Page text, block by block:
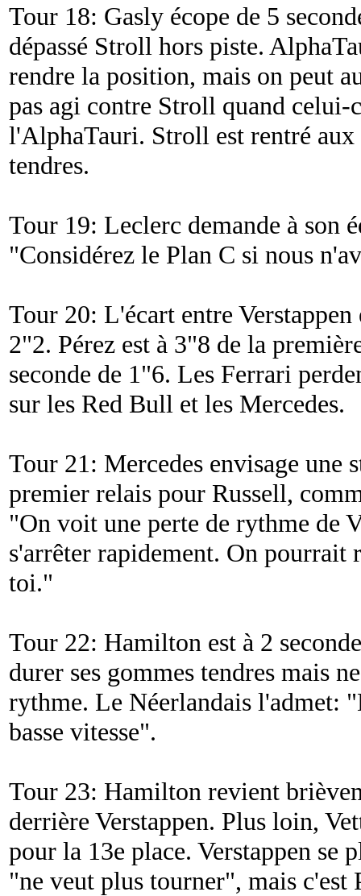
Tour 18: Gasly écope de 5
dépassé Stroll hors piste.
rendre la position, mais on peut
pas agi contre Stroll quand celui-
l'AlphaTauri. Stroll est rentré aux
tendres.
Tour 19: Leclerc demande à son
"Considérez le Plan C si nous
Tour 20: L'écart entre
2"2. Pérez est à 3"8 de la
seconde de 1"6. Les Ferrari
sur les Red Bull et les Mercedes.
Tour 21: Mercedes envisage une
premier relais pour Russell,
"On voit une perte de rythme de
s'arrêter rapidement. On pourrait
toi."
Tour 22: Hamilton est à 2
durer ses gommes tendres mais
rythme. Le Néerlandais l'admet: "
basse vitesse".
Tour 23: Hamilton revient
derrière Verstappen. Plus loin,
pour la 13e place. Verstappen se
"ne veut plus tourner", mais c'est